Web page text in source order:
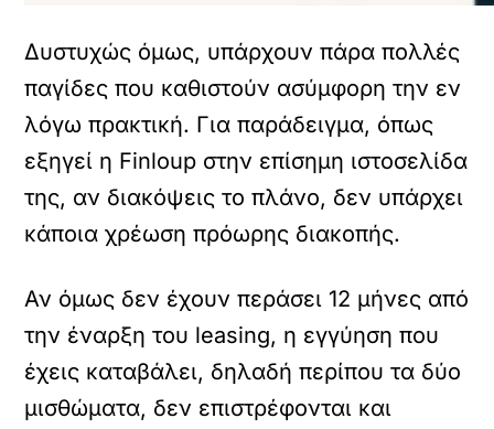
Δυστυχώς όμως, υπάρχουν πάρα πολλές
παγίδες που καθιστούν ασύμφορη την εν
λόγω πρακτική. Για παράδειγμα, όπως
εξηγεί η Finloup στην επίσημη ιστοσελίδα
της, αν διακόψεις το πλάνο, δεν υπάρχει
κάποια χρέωση πρόωρης διακοπής.
Αν όμως δεν έχουν περάσει 12 μήνες από
την έναρξη του leasing, η εγγύηση που
έχεις καταβάλει, δηλαδή περίπου τα δύο
μισθώματα, δεν επιστρέφονται και